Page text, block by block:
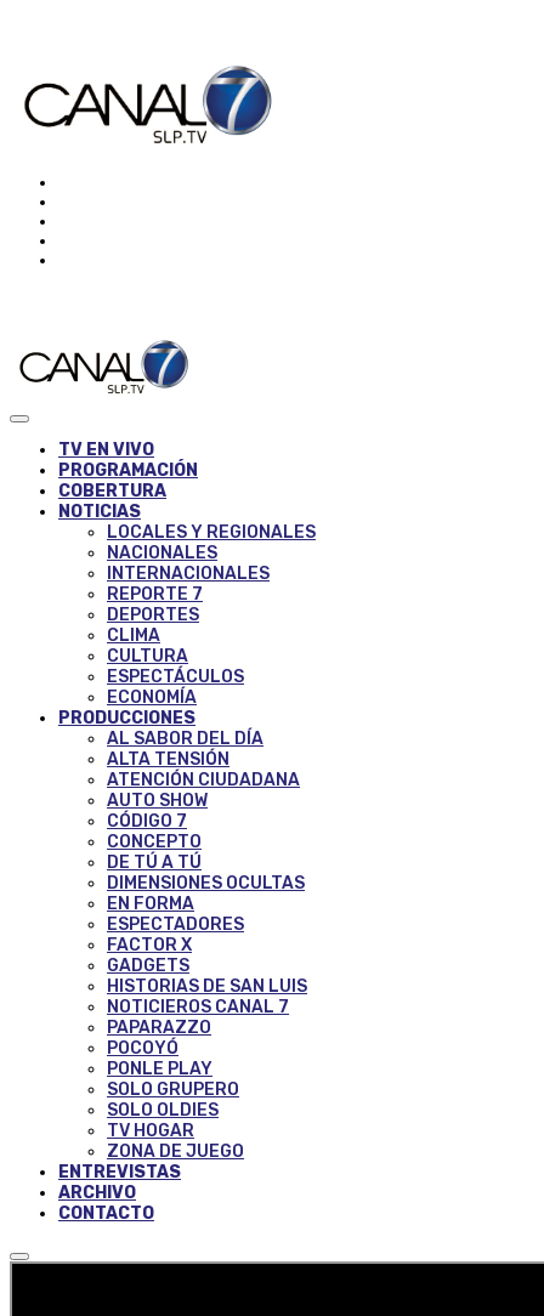
TV EN VIVO
PROGRAMACIÓN
COBERTURA
NOTICIAS
LOCALES Y REGIONALES
NACIONALES
INTERNACIONALES
REPORTE 7
DEPORTES
CLIMA
CULTURA
ESPECTÁCULOS
ECONOMÍA
PRODUCCIONES
AL SABOR DEL DÍA
ALTA TENSIÓN
ATENCIÓN CIUDADANA
AUTO SHOW
CÓDIGO 7
CONCEPTO
DE TÚ A TÚ
DIMENSIONES OCULTAS
EN FORMA
ESPECTADORES
FACTOR X
GADGETS
HISTORIAS DE SAN LUIS
NOTICIEROS CANAL 7
PAPARAZZO
POCOYÓ
PONLE PLAY
SOLO GRUPERO
SOLO OLDIES
TV HOGAR
ZONA DE JUEGO
ENTREVISTAS
ARCHIVO
CONTACTO